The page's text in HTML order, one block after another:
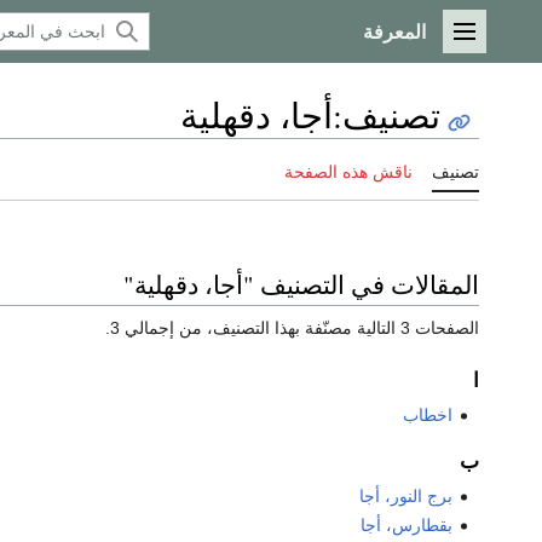
القائمة الرئيسية
المعرفة
تصنيف:أجا، دقهلية
تصنيف ناقش هذه الصفحة
المقالات في التصنيف "أجا، دقهلية"
الصفحات 3 التالية مصنّفة بهذا التصنيف، من إجمالي 3.
اخطاب
ب
برج النور، أجا
بقطارس، أجا